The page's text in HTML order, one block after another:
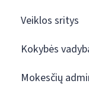
Veiklos sritys
Kokybės
Mokesčių